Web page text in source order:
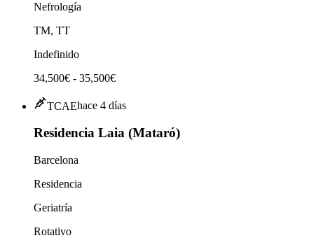
Nefrología
TM, TT
Indefinido
34,500€ - 35,500€
TCAEhace 4 días
Residencia Laia (Mataró)
Barcelona
Residencia
Geriatría
Rotativo